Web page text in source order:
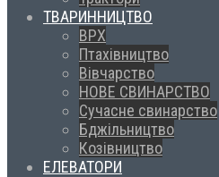
ТВАРИННИЦТВО
ВРХ
Птахівництво
Вівчарство
НОВЕ СВИНАРСТВО
Сучасне свинарство
Бджільництво
Козівництво
ЕЛЕВАТОРИ